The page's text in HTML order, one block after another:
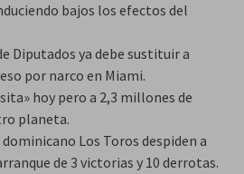
bajos los efectos del
Diputados ya debe sustituir a
por narco en Miami.
hoy pero a 2,3 millones de
planeta.
Los Toros despiden a
de 3 victorias y 10 derrotas.